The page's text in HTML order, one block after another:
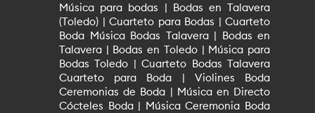
Música para bodas | Bodas en Talavera
(Toledo) | Cuarteto para Bodas | Cuarteto
Boda Música Bodas Talavera | Bodas en
Talavera | Bodas en Toledo | Música para
Bodas Toledo | Cuarteto Bodas Talavera
Cuarteto para Boda | Violines Boda
Ceremonias de Boda | Música en Directo
Cócteles Boda | Música Ceremonia Boda